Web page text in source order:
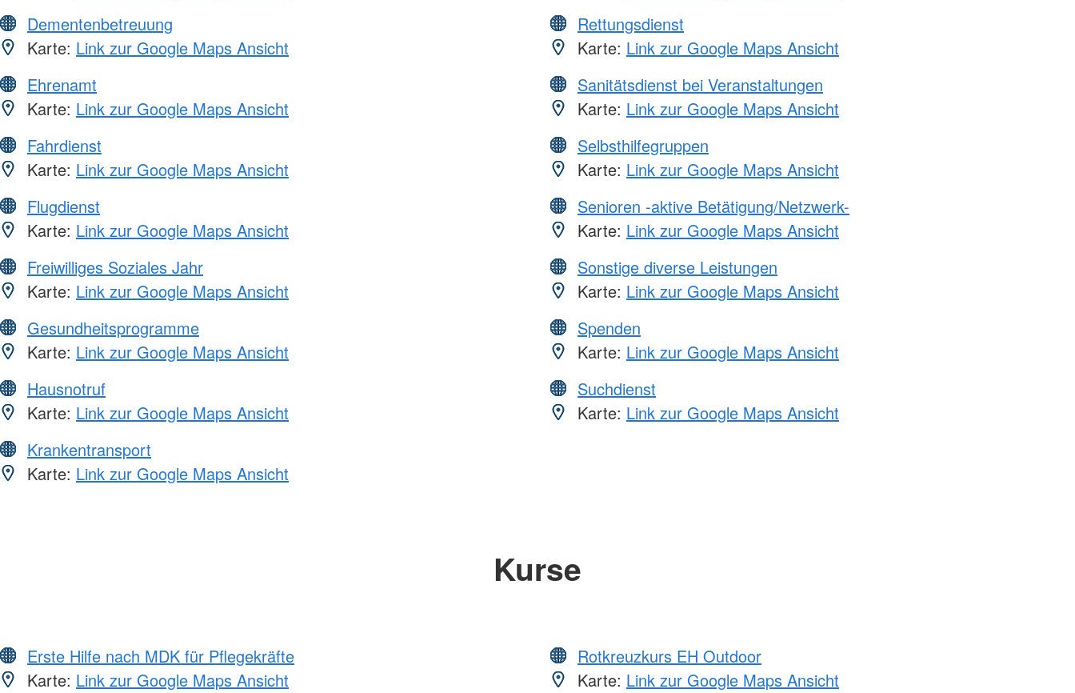
Dementenbetreuung
Karte: Link zur Google Maps Ansicht
Ehrenamt
Karte: Link zur Google Maps Ansicht
Fahrdienst
Karte: Link zur Google Maps Ansicht
Flugdienst
Karte: Link zur Google Maps Ansicht
Freiwilliges Soziales Jahr
Karte: Link zur Google Maps Ansicht
Gesundheitsprogramme
Karte: Link zur Google Maps Ansicht
Hausnotruf
Karte: Link zur Google Maps Ansicht
Krankentransport
Karte: Link zur Google Maps Ansicht
Rettungsdienst
Karte: Link zur Google Maps Ansicht
Sanitätsdienst bei Veranstaltungen
Karte: Link zur Google Maps Ansicht
Selbsthilfegruppen
Karte: Link zur Google Maps Ansicht
Senioren -aktive Betätigung/Netzwerk-
Karte: Link zur Google Maps Ansicht
Sonstige diverse Leistungen
Karte: Link zur Google Maps Ansicht
Spenden
Karte: Link zur Google Maps Ansicht
Suchdienst
Karte: Link zur Google Maps Ansicht
Kurse
Erste Hilfe nach MDK für Pflegekräfte
Karte: Link zur Google Maps Ansicht
Rotkreuzkurs EH Outdoor
Karte: Link zur Google Maps Ansicht